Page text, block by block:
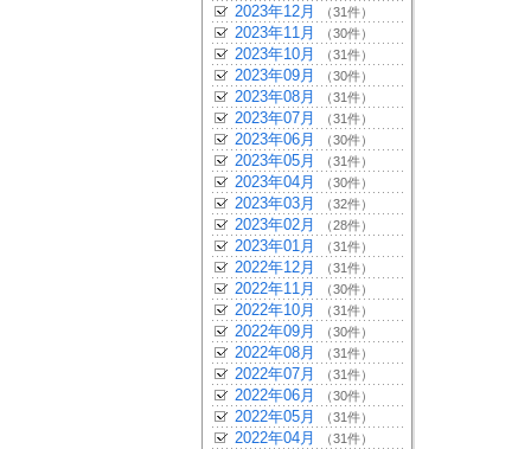
2023年12月 （31件）
2023年11月 （30件）
2023年10月 （31件）
2023年09月 （30件）
2023年08月 （31件）
2023年07月 （31件）
2023年06月 （30件）
2023年05月 （31件）
2023年04月 （30件）
2023年03月 （32件）
2023年02月 （28件）
2023年01月 （31件）
2022年12月 （31件）
2022年11月 （30件）
2022年10月 （31件）
2022年09月 （30件）
2022年08月 （31件）
2022年07月 （31件）
2022年06月 （30件）
2022年05月 （31件）
2022年04月 （31件）